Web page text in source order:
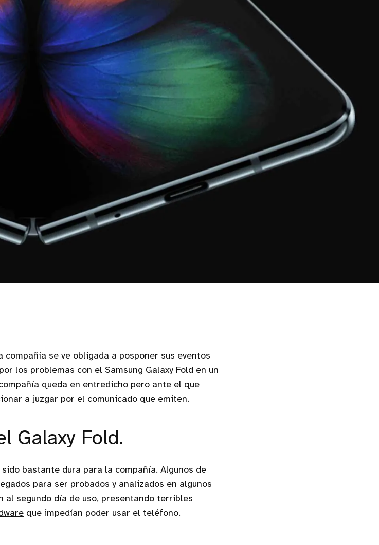
compañía se ve obligada a posponer sus eventos
los problemas con el Samsung Galaxy Fold en un
queda en entredicho pero ante el que
a juzgar por el comunicado que emiten.
Galaxy Fold.
bastante dura para la compañía. Algunos de
para ser probados y analizados en algunos
al segundo día de uso, presentando terribles
que impedían poder usar el teléfono.